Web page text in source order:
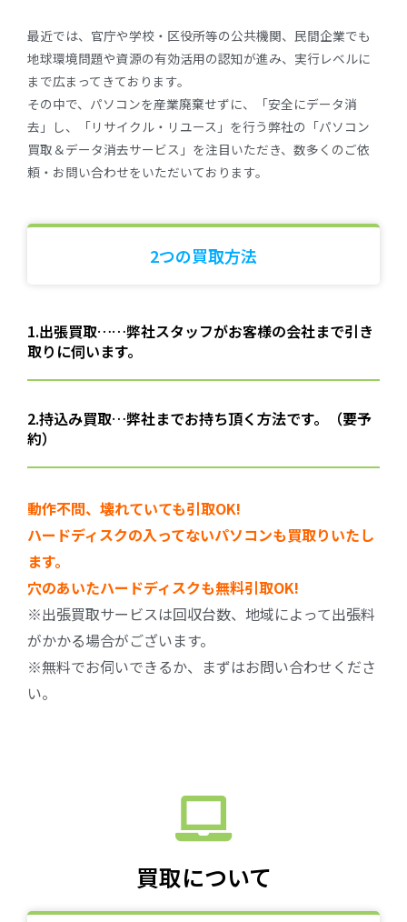
最近では、官庁や学校・区役所等の公共機関、民間企業でも
地球環境問題や資源の有効活用の認知が進み、実行レベルに
まで広まってきております。
その中で、パソコンを産業廃棄せずに、「安全にデータ消
去」し、「リサイクル・リユース」を行う弊社の「パソコン
買取＆データ消去サービス」を注目いただき、数多くのご依
頼・お問い合わせをいただいております。
2つの買取方法
1.出張買取……弊社スタッフがお客様の会社まで引き
取りに伺います。
2.持込み買取…弊社までお持ち頂く方法です。（要予
約）
動作不問、壊れていても引取OK!
ハードディスクの入ってないパソコンも買取りいたし
ます。
穴のあいたハードディスクも無料引取OK!
※出張買取サービスは回収台数、地域によって出張料
がかかる場合がございます。
※無料でお伺いできるか、まずはお問い合わせくださ
い。
買取について